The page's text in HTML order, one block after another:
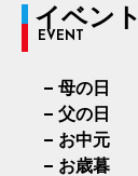
イベント
EVENT
母の日
父の日
お中元
お歳暮